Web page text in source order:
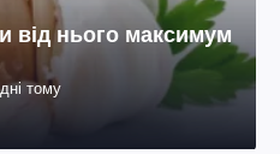
від нього максимум
тому